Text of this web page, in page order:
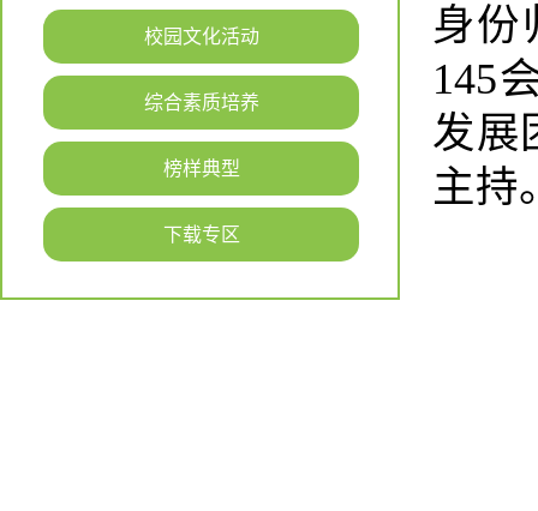
校园文化活动
综合素质培养
榜样典型
下载专区
身份
145
发展
主持